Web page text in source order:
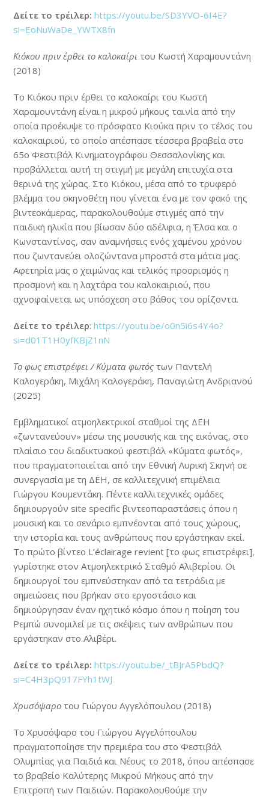
Δείτε το τρέιλερ: https://youtu.be/SD3YVO-6I4E?
si=EoNuWaDe_YWTX8fn
Κιόκου πριν έρθει το καλοκαίρι του Κωστή Χαραμουντάνη
(2018)
Το Κιόκου πριν έρθει το καλοκαίρι του Κωστή
Χαραμουντάνη είναι η μικρού μήκους ταινία από την
οποία προέκυψε το πρόσφατο Κιούκα πριν το τέλος του
καλοκαιριού, το οποίο απέσπασε τέσσερα βραβεία στο
65ο Φεστιβάλ Κινηματογράφου Θεσσαλονίκης και
προβάλλεται αυτή τη στιγμή με μεγάλη επιτυχία στα
θερινά της χώρας. Στο Κιόκου, μέσα από το τρυφερό
βλέμμα του σκηνοθέτη που γίνεται ένα με τον φακό της
βιντεοκάμερας, παρακολουθούμε στιγμές από την
παιδική ηλικία που βίωσαν δύο αδέλφια, η Έλσα και ο
Κωνσταντίνος, σαν αναμνήσεις ενός χαμένου χρόνου
που ζωντανεύει ολοζώντανα μπροστά στα μάτια μας.
Αφετηρία μας ο χειμώνας και τελικός προορισμός η
προσμονή και η λαχτάρα του καλοκαιριού, που
αχνοφαίνεται ως υπόσχεση στο βάθος του ορίζοντα.
Δείτε το τρέιλερ:https://youtu.be/o0n5i6s4Y4o?
si=d01T1H0yfKBjZ1nN
Το φως επιστρέφει / Κύματα φωτός των Παντελή
Καλογεράκη, Μιχάλη Καλογεράκη, Παναγιώτη Ανδριανού
(2025)
Εμβληματικοί ατμοηλεκτρικοί σταθμοί της ΔΕΗ
«ζωντανεύουν» μέσω της μουσικής και της εικόνας, στο
πλαίσιο του διαδικτυακού φεστιβάλ «Κύματα φωτός»,
που πραγματοποιείται από την Εθνική Λυρική Σκηνή σε
συνεργασία με τη ΔΕΗ, σε καλλιτεχνική επιμέλεια
Γιώργου Κουμεντάκη. Πέντε καλλιτεχνικές ομάδες
δημιουργούν site specific βιντεοπαραστάσεις όπου η
μουσική και το σενάριο εμπνέονται από τους χώρους,
την ιστορία και τους ανθρώπους που εργάστηκαν εκεί.
Το πρώτο βίντεο L’éclairage revient [το φως επιστρέφει],
γυρίστηκε στον Ατμοηλεκτρικό Σταθμό Αλιβερίου. Οι
δημιουργοί του εμπνεύστηκαν από τα τετράδια με
σημειώσεις που βρήκαν στο εργοστάσιο και
δημιούργησαν έναν ηχητικό κόσμο όπου η ποίηση του
Ρεμπώ συνομιλεί με τις σκέψεις των ανθρώπων που
εργάστηκαν στο Αλιβέρι.
Δείτε το τρέιλερ: https://youtu.be/_tBJrA5PbdQ?
si=C4H3pQ917FYh1tWJ
Χρυσόψαρο του Γιώργου Αγγελόπουλου (2018)
Το Χρυσόψαρο του Γιώργου Αγγελόπουλου
πραγματοποίησε την πρεμιέρα του στο Φεστιβάλ
Ολυμπίας για Παιδιά και Νέους το 2018, όπου απέσπασε
το βραβείο Καλύτερης Μικρού Μήκους από την
Επιτροπή των Παιδιών. Παρακολουθούμε την